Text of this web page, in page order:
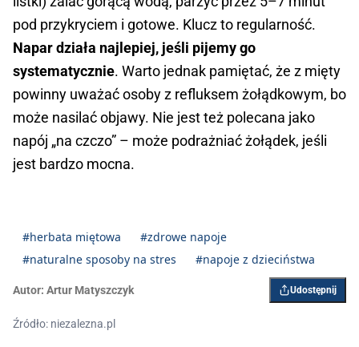
pod przykryciem i gotowe. Klucz to regularność.
Napar działa najlepiej, jeśli pijemy go
systematycznie. Warto jednak pamiętać, że z mięty
powinny uważać osoby z refluksem żołądkowym, bo
może nasilać objawy. Nie jest też polecana jako
napój „na czczo” – może podrażniać żołądek, jeśli
jest bardzo mocna.
#herbata miętowa
#zdrowe napoje
#naturalne sposoby na stres
#napoje z dzieciństwa
Autor: Artur Matyszczyk Udostępnij
Źródło: niezalezna.pl